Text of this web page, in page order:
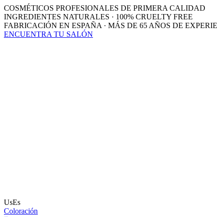
COSMÉTICOS PROFESIONALES DE PRIMERA CALIDAD
INGREDIENTES NATURALES · 100% CRUELTY FREE
FABRICACIÓN EN ESPAÑA · MÁS DE 65 AÑOS DE
ENCUENTRA TU SALÓN
UsEs
Coloración